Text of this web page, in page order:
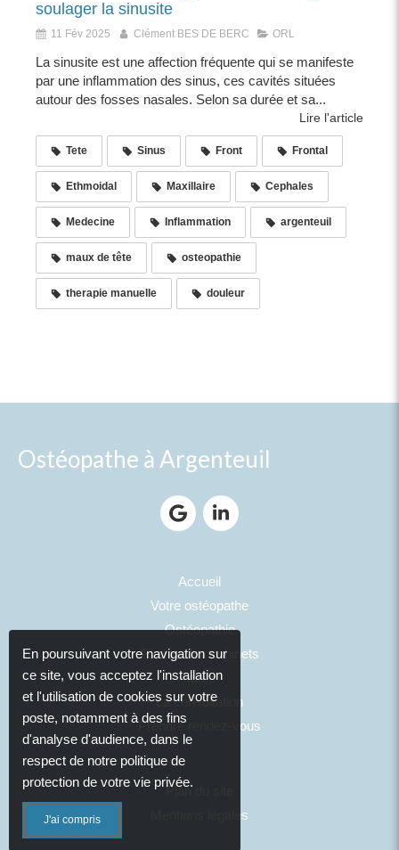
soulager la sinusite
11 Fév 2025 Clément BES DE BERC ORL
La sinusite est une affection fréquente qui se manifeste
par une inflammation des sinus, ces cavités situées
autour des fosses nasales. Selon sa durée et sa...
Lire l'article
Tete Sinus Front Frontal
Ethmoidal Maxillaire Cephales
Medecine Inflammation argenteuil
maux de tête osteopathie
therapie manuelle douleur
Ostéopathe à Argenteuil
Accueil
Votre ostéopathe
Ostéopathie
Photos des cabinets
Tarifs
La consultation
Prendre rendez-vous
Plan du site
Mentions légales
En poursuivant votre navigation sur
ce site, vous acceptez l'installation
et l'utilisation de cookies sur votre
poste, notamment à des fins
d'analyse d'audience, dans le
respect de notre politique de
protection de votre vie privée.
J'ai compris